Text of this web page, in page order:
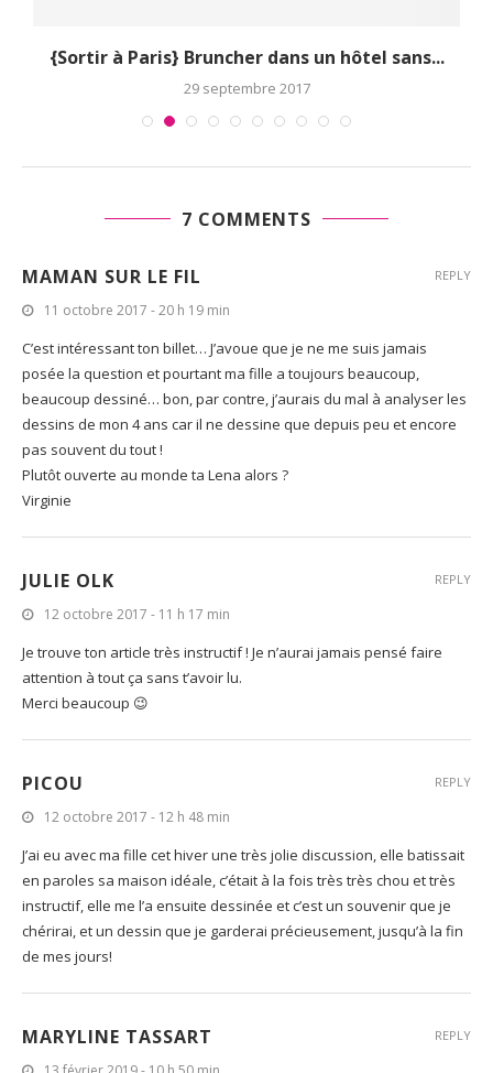
{Sortir à Paris} Bruncher dans un hôtel sans...
29 septembre 2017
7 COMMENTS
MAMAN SUR LE FIL
11 octobre 2017 - 20 h 19 min
C’est intéressant ton billet… J’avoue que je ne me suis jamais
posée la question et pourtant ma fille a toujours beaucoup,
beaucoup dessiné… bon, par contre, j’aurais du mal à analyser les
dessins de mon 4 ans car il ne dessine que depuis peu et encore
pas souvent du tout !
Plutôt ouverte au monde ta Lena alors ?
Virginie
REPLY
JULIE OLK
12 octobre 2017 - 11 h 17 min
Je trouve ton article très instructif ! Je n’aurai jamais pensé faire
attention à tout ça sans t’avoir lu.
Merci beaucoup 😉
REPLY
PICOU
12 octobre 2017 - 12 h 48 min
J’ai eu avec ma fille cet hiver une très jolie discussion, elle batissait
en paroles sa maison idéale, c’était à la fois très très chou et très
instructif, elle me l’a ensuite dessinée et c’est un souvenir que je
chérirai, et un dessin que je garderai précieusement, jusqu’à la fin
de mes jours!
REPLY
MARYLINE TASSART REPLY